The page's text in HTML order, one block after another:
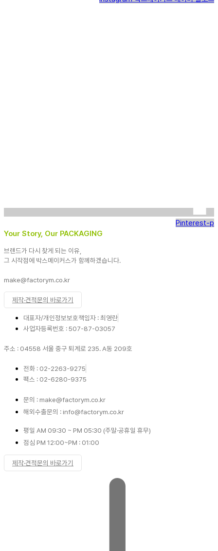
Pinterest-p
Your Story, Our PACKAGING
브랜드가 다시 찾게 되는 이유,
그 시작점에 박스메이커스가 함께하겠습니다.
make@factorym.co.kr
제작·견적문의 바로가기
대표자/개인정보보호책임자 : 최영란
사업자등록번호 : 507-87-03057
주소 : 04558 서울 중구 퇴계로 235. A동 209호
전화 : 02-2263-9275
팩스 : 02-6280-9375
문의 : make@factorym.co.kr
해외수출문의 : info@factorym.co.kr
평일 AM 09:30 ~ PM 05:30 (주말·공휴일 휴무)
점심 PM 12:00~PM : 01:00
제작·견적문의 바로가기